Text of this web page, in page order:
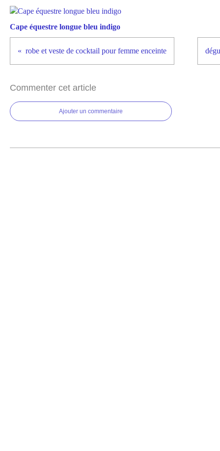
Cape équestre longue bleu indigo
robe et veste de cocktail pour femme enceinte
Commenter cet article
Ajouter un commentaire